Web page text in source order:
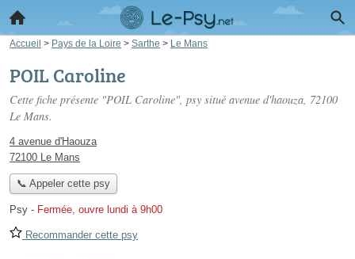
Accueil > Pays de la Loire > Sarthe > Le Mans
POIL Caroline
Cette fiche présente "POIL Caroline", psy situé avenue d'haouza, 72100
Le Mans.
4 avenue d'Haouza
72100 Le Mans
📞 Appeler cette psy
Psy - Fermée, ouvre lundi à 9h00
Recommander cette psy